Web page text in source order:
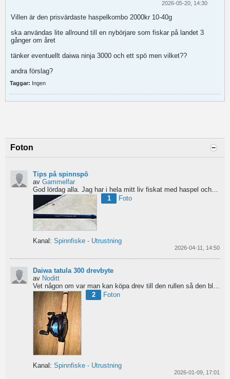
2026-05-20, 14:30
Villen är den prisvärdaste haspelkombo 2000kr 10-40g
ska användas lite allround till en nybörjare som fiskar på landet 3
gånger om året
tänker eventuellt daiwa ninja 3000 och ett spö men vilket??
andra förslag?
Taggar: Ingen
Foton
Tips på spinnspö
av Gammelfar
God lördag alla. Jag har i hela mitt liv fiskat med haspel och har för något år sedan hittat min...
1
Foto
Kanal: Spinnfiske - Utrustning
2026-04-11, 14:50
Daiwa tatula 300 drevbyte
av Noditt
Vet någon om var man kan köpa drev till den rullen så den blir lågutväxlad har en japansk 8.1 det är...
2
Foton
Kanal: Spinnfiske - Utrustning
2026-01-09, 17:01